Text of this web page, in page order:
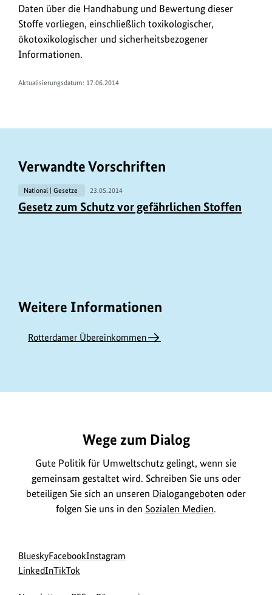
Daten über die Handhabung und Bewertung dieser
Stoffe vorliegen, einschließlich toxikologischer,
ökotoxikologischer und sicherheitsbezogener
Informationen.
Aktualisierungsdatum: 17.06.2014
Verwandte Vorschriften
National | Gesetze 23.05.2014
Gesetz zum Schutz vor gefährlichen Stoffen
Weitere Informationen
Rotterdamer Übereinkommen
Wege zum Dialog
Gute Politik für Umweltschutz gelingt, wenn sie
gemeinsam gestaltet wird. Schreiben Sie uns oder
beteiligen Sie sich an unseren Dialogangeboten oder
folgen Sie uns in den Sozialen Medien.
Social
Media
Blueskyzur
Bluesky-
Facebookzur
Instagram
LinkedInzur
zur
TikTok